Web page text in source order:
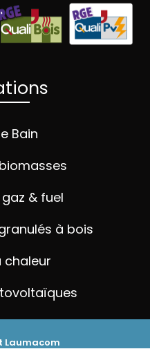
Bain
& fuel
à bois
chaleur
Laumacom